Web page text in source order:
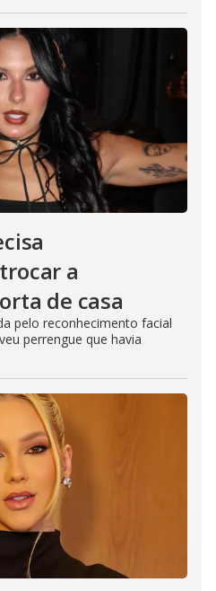
a
de casa
pelo reconhecimento facial
perrengue que havia